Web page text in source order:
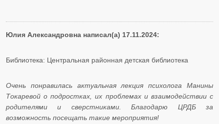
Юлия Александровна написал(а) 17.11.2024:
Библиотека: Центральная районная детская библиотека
Очень понравилась актуальная лекция психолога Манины
Токаревой о подростках, их проблемах и взаимодействии с
родителями и сверстниками. Благодарю ЦРДБ за
возможность посещать такие мероприятия!